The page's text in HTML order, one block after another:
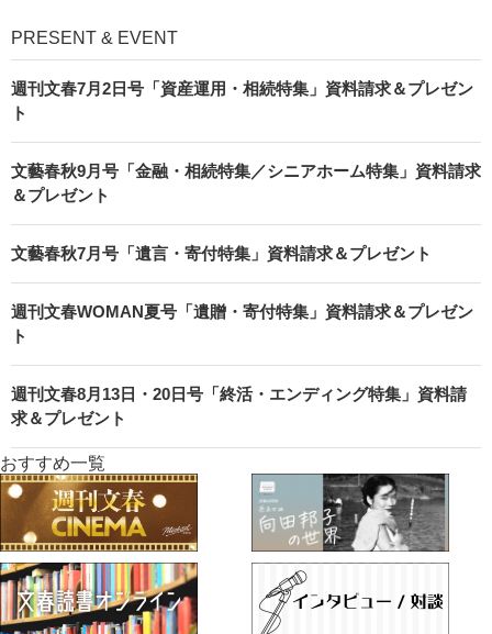
PRESENT & EVENT
週刊文春7月2日号「資産運用・相続特集」資料請求＆プレゼン
ト
文藝春秋9月号「金融・相続特集／シニアホーム特集」資料請求
＆プレゼント
文藝春秋7月号「遺言・寄付特集」資料請求＆プレゼント
週刊文春WOMAN夏号「遺贈・寄付特集」資料請求＆プレゼン
ト
週刊文春8月13日・20日号「終活・エンディング特集」資料請
求＆プレゼント
おすすめ一覧